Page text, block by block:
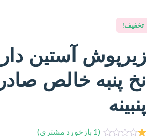
تخفیف!
زیرپوش آستین
نخ پنبه خالص
پنبینه
(
1 بازخورد مشتری)